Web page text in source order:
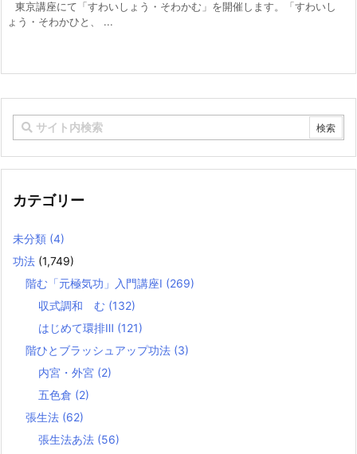
東京講座にて「すわいしょう・そわかむ」を開催します。「すわいし
ょう・そわかひと、 ...
カテゴリー
未分類 (4)
功法 (1,749)
階む「元極気功」入門講座Ⅰ (269)
収式調和 む (132)
はじめて環排Ⅲ (121)
階ひとブラッシュアップ功法 (3)
内宮・外宮 (2)
五色倉 (2)
張生法 (62)
張生法あ法 (56)